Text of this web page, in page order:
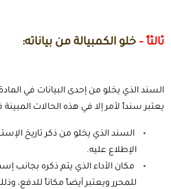
ثالثاً – خلو الكمبيالة من بياناته:
يعتبر سنداً لأمر إلا في هذه الحالات المبينة
السند الذي يخلو من ذكر تاريخ
الإطلاع عليه.
مكان الأداء الذي يتم ذكره بجانب
للمحرر ويعتبر أيضاً مكاناً للدفع،